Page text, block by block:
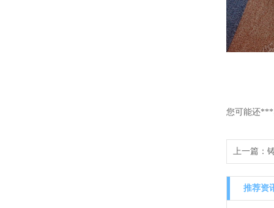
您可能还
上一篇：
推荐资